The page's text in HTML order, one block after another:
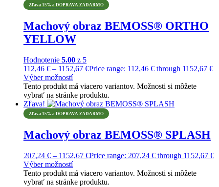
Zľava 15% a DOPRAVA ZADARMO
Machový obraz BEMOSS® ORTHO
YELLOW
Hodnotenie 5.00 z 5
112,46 € – 1152,67 €Price range: 112,46 € through 1152,67 €
Výber možností
Tento produkt má viacero variantov. Možnosti si môžete
vybrať na stránke produktu.
Zľava!
Zľava 15% a DOPRAVA ZADARMO
Machový obraz BEMOSS® SPLASH
207,24 € – 1152,67 €Price range: 207,24 € through 1152,67 €
Výber možností
Tento produkt má viacero variantov. Možnosti si môžete
vybrať na stránke produktu.